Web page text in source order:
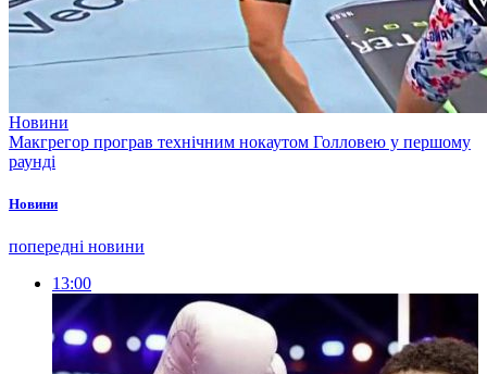
Новини
Макгрегор програв технічним нокаутом Голловею у першому
раунді
Новини
попередні новини
13:00